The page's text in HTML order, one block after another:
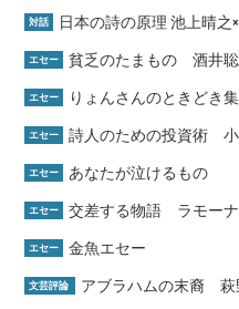
対話 日本の詩の原理 池上晴之
エセー 貧乏のたまもの 酒井聡
エセー りょんさんのときどき
エセー 詩人のための投資術
エセー あなたが泣けるもの
エセー 交差する物語 ラモーナ
エセー 金魚エセー
文芸評論 アブラハムの末裔 萩